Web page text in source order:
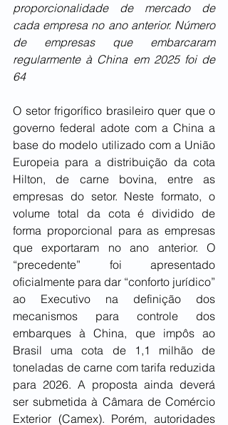
proporcionalidade de mercado de
cada empresa no ano anterior. Número
de empresas que embarcaram
regularmente à China em 2025 foi de
64
O setor frigorífico brasileiro quer que o
governo federal adote com a China a
base do modelo utilizado com a União
Europeia para a distribuição da cota
Hilton, de carne bovina, entre as
empresas do setor. Neste formato, o
volume total da cota é dividido de
forma proporcional para as empresas
que exportaram no ano anterior. O
“precedente” foi apresentado
oficialmente para dar “conforto jurídico”
ao Executivo na definição dos
mecanismos para controle dos
embarques à China, que impôs ao
Brasil uma cota de 1,1 milhão de
toneladas de carne com tarifa reduzida
para 2026. A proposta ainda deverá
ser submetida à Câmara de Comércio
Exterior (Camex). Porém, autoridades